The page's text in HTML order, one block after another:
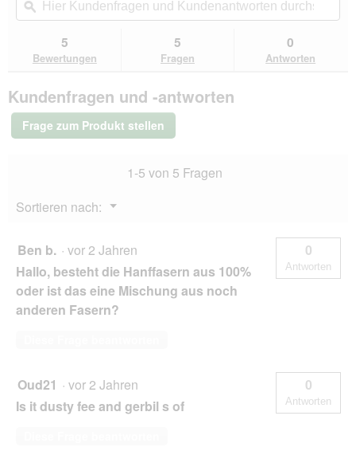
lesen
MultiFit
g
navigierst
du
den
Bewertungen.
Kundenfragen
und
Kundenantworten
durchsuchen
ϙ
5
Bewertungen
5
Fragen
0
Antworten
Kundenfragen und -antworten
Frage zum Produkt stellen
1-5 von 5 Fragen
Sortieren nach:
▼
Menü
Ben b. · vor 2 Jahren
Hallo, besteht die Hanffasern aus 100%
oder ist das eine Mischung aus noch
anderen Fasern?
0
Antworten
Oud21 · vor 2 Jahren
Is it dusty fee and gerbil s of
0
Antworten